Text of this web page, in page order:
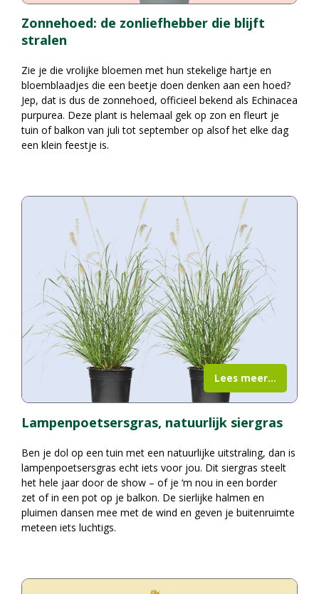
Zonnehoed: de zonliefhebber die blijft
stralen
Zie je die vrolijke bloemen met hun stekelige hartje en
bloemblaadjes die een beetje doen denken aan een hoed?
Jep, dat is dus de zonnehoed, officieel bekend als Echinacea
purpurea. Deze plant is helemaal gek op zon en fleurt je
tuin of balkon van juli tot september op alsof het elke dag
een klein feestje is.
Lampenpoetsersgras, natuurlijk siergras
Ben je dol op een tuin met een natuurlijke uitstraling, dan is
lampenpoetsersgras echt iets voor jou. Dit siergras steelt
het hele jaar door de show – of je ‘m nou in een border
zet of in een pot op je balkon. De sierlijke halmen en
pluimen dansen mee met de wind en geven je buitenruimte
meteen iets luchtigs.
Lees meer...